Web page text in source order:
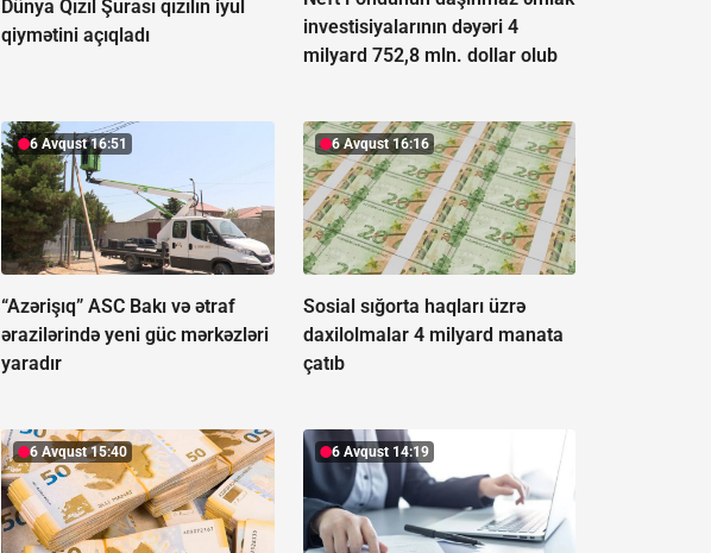
Dünya Qızıl Şurası qızılın iyul
qiymətini açıqladı
investisiyalarının dəyəri 4
milyard 752,8 mln. dollar olub
6 Avqust 16:51
“Azərişıq” ASC Bakı və ətraf
ərazilərində yeni güc mərkəzləri
yaradır
6 Avqust 16:16
Sosial sığorta haqları üzrə
daxilolmalar 4 milyard manata
çatıb
6 Avqust 15:40 6 Avqust 14:19